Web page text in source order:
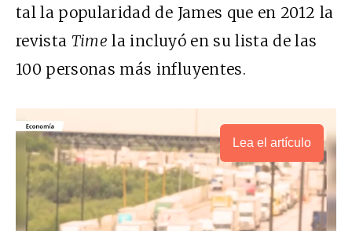
tal la popularidad de James que en 2012 la
revista Time la incluyó en su lista de las
100 personas más influyentes.
Lea el artículo